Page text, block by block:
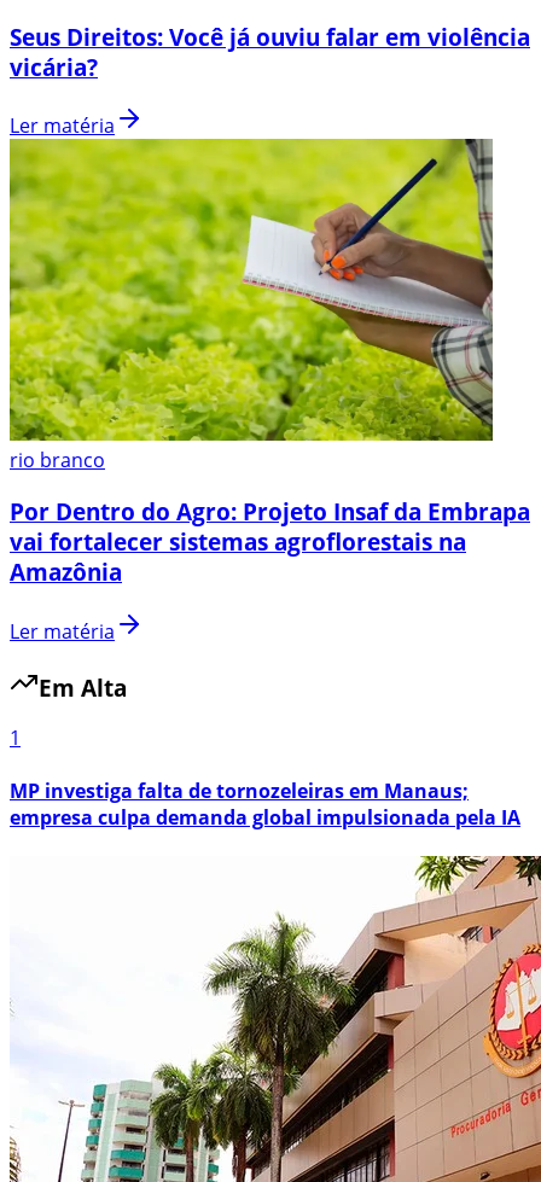
Seus Direitos: Você já ouviu falar em violência
vicária?
Ler matéria
rio branco
Por Dentro do Agro: Projeto Insaf da Embrapa
vai fortalecer sistemas agroflorestais na
Amazônia
Ler matéria
Em Alta
1
MP investiga falta de tornozeleiras em Manaus;
empresa culpa demanda global impulsionada pela IA